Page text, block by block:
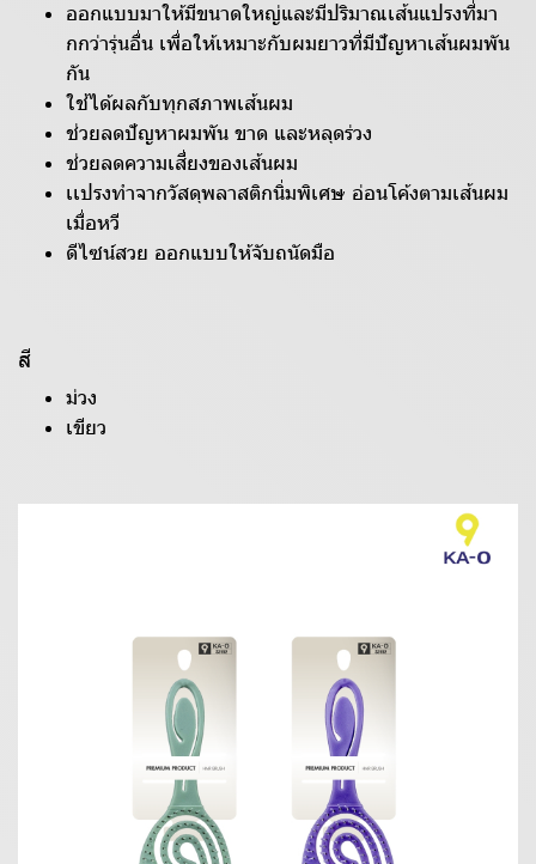
ออกแบบมาให้มีขนาดใหญ่และมีปริมาณเส้นแปรงที่มา
กกว่ารุ่นอื่น เพื่อให้เหมาะกับผมยาวที่มีปัญหาเส้นผมพัน
กัน
ใช้ได้ผลกับทุกสภาพเส้นผม
ช่วยลดปัญหาผมพัน ขาด และหลุดร่วง
ช่วยลดความเสี่ยงของเส้นผม
เเปรงทำจากวัสดุพลาสติกนิ่มพิเศษ อ่อนโค้งตามเส้นผม
เมื่อหวี
ดีไซน์สวย ออกแบบให้จับถนัดมือ
สี
ม่วง
เขียว